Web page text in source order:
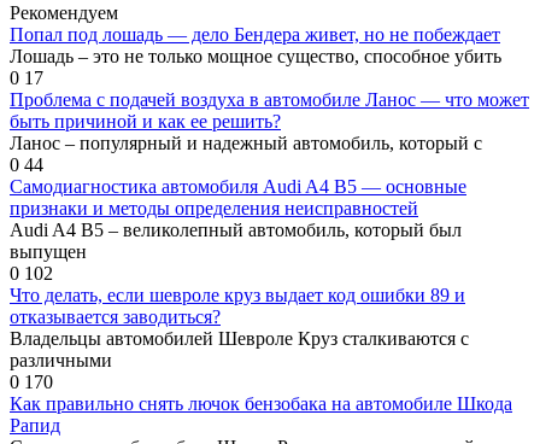
Рекомендуем
Попал под лошадь — дело Бендера живет, но не побеждает
Лошадь – это не только мощное существо, способное убить
0 17
Проблема с подачей воздуха в автомобиле Ланос — что может
быть причиной и как ее решить?
Ланос – популярный и надежный автомобиль, который с
0 44
Самодиагностика автомобиля Audi A4 B5 — основные
признаки и методы определения неисправностей
Audi A4 B5 – великолепный автомобиль, который был
выпущен
0 102
Что делать, если шевроле круз выдает код ошибки 89 и
отказывается заводиться?
Владельцы автомобилей Шевроле Круз сталкиваются с
различными
0 170
Как правильно снять лючок бензобака на автомобиле Шкода
Рапид